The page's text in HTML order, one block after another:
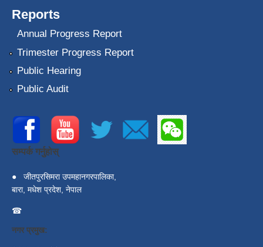
Reports
Annual Progress Report
Trimester Progress Report
Public Hearing
Public Audit
सम्पर्क गर्नुहोस्
●
जीतपुरसिमरा उपमहानगरपालिका,
बारा, मधेश प्रदेश, नेपाल
☎
नगर प्रमुख: